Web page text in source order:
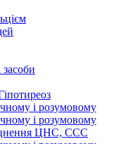
і розумовому
і розумовому
ЦНС, ССС